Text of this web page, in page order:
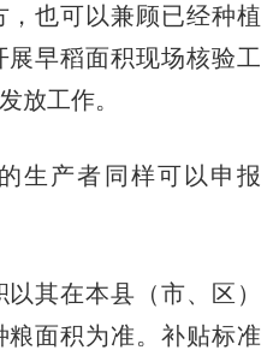
也可以兼顾已经种植
早稻面积现场核验工
放工作。
产者同样可以申报
在本县（市、区）
面积为准。补贴标准